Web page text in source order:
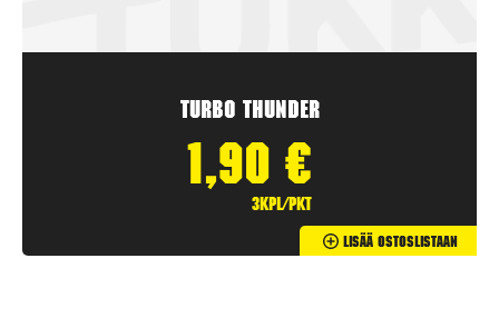
Turbo Thunder
1,90 €
3kpl/pkt
Lisää Ostoslistaan